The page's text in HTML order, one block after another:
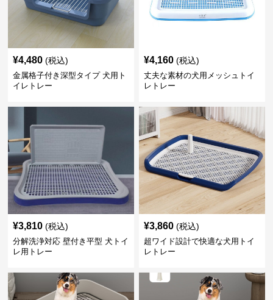
¥4,480 (税込)
金属格子付き深型タイプ 犬用ト
イレトレー
¥4,160 (税込)
丈夫な素材の犬用メッシュトイ
レトレー
¥3,810 (税込)
分解洗浄対応 壁付き平型 犬トイ
レ用トレー
¥3,860 (税込)
超ワイド設計で快適な犬用トイ
レトレー